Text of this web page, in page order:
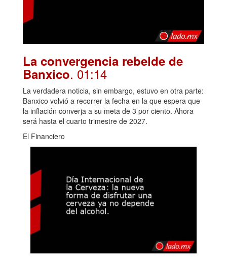
La convergencia rebelde de
Banxico. 01:14
La verdadera noticia, sin embargo, estuvo en otra parte:
Banxico volvió a recorrer la fecha en la que espera que
la inflación converja a su meta de 3 por ciento. Ahora
será hasta el cuarto trimestre de 2027.
El Financiero